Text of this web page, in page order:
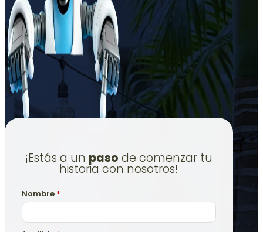
¡Estás a un paso de comenzar tu
historia con nosotros!
Nombre *